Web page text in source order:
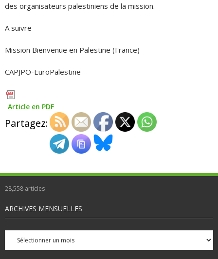
des organisateurs palestiniens de la mission.
A suivre
Mission Bienvenue en Palestine (France)
CAPJPO-EuroPalestine
Article en PDF
Partagez:
28,558 articles
ARCHIVES MENSUELLES
Archives
mensuelles